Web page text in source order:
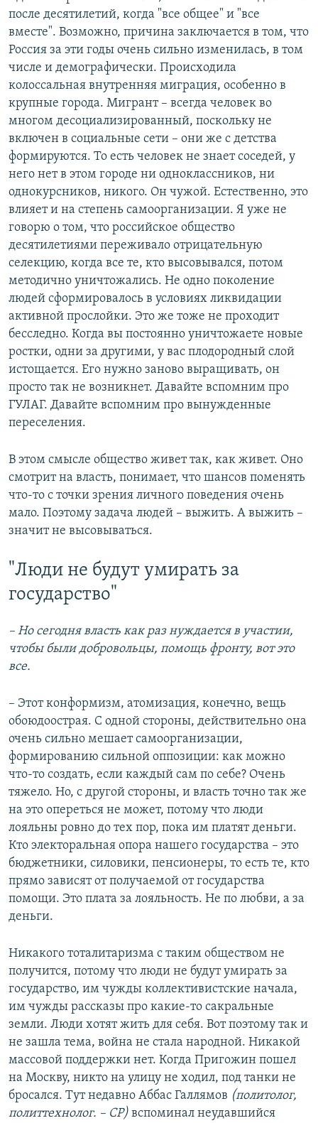
после десятилетий, когда "все общее" и "все
вместе". Возможно, причина заключается в том, что
Россия за эти годы очень сильно изменилась, в том
числе и демографически. Происходила
колоссальная внутренняя миграция, особенно в
крупные города. Мигрант – всегда человек во
многом десоциализированный, поскольку не
включен в социальные сети – они же с детства
формируются. То есть человек не знает соседей, у
него нет в этом городе ни одноклассников, ни
однокурсников, никого. Он чужой. Естественно, это
влияет и на степень самоорганизации. Я уже не
говорю о том, что российское общество
десятилетиями переживало отрицательную
селекцию, когда все те, кто высовывался, потом
методично уничтожались. Не одно поколение
людей сформировалось в условиях ликвидации
активной прослойки. Это же тоже не проходит
бесследно. Когда вы постоянно уничтожаете новые
ростки, одни за другими, у вас плодородный слой
истощается. Его нужно заново выращивать, он
просто так не возникнет. Давайте вспомним про
ГУЛАГ. Давайте вспомним про вынужденные
переселения.
В этом смысле общество живет так, как живет. Оно
смотрит на власть, понимает, что шансов поменять
что-то с точки зрения личного поведения очень
мало. Поэтому задача людей – выжить. А выжить –
значит не высовываться.
"Люди не будут умирать за
государство"
– Но сегодня власть как раз нуждается в участии,
чтобы были добровольцы, помощь фронту, вот это
все.
– Этот конформизм, атомизация, конечно, вещь
обоюдоострая. С одной стороны, действительно она
очень сильно мешает самоорганизации,
формированию сильной оппозиции: как можно
что-то создать, если каждый сам по себе? Очень
тяжело. Но, с другой стороны, и власть точно так же
на это опереться не может, потому что люди
лояльны ровно до тех пор, пока им платят деньги.
Кто электоральная опора нашего государства – это
бюджетники, силовики, пенсионеры, то есть те, кто
прямо зависят от получаемой от государства
помощи. Это плата за лояльность. Не по любви, а за
деньги.
Никакого тоталитаризма с таким обществом не
получится, потому что люди не будут умирать за
государство, им чужды коллективистские начала,
им чужды рассказы про какие-то сакральные
земли. Люди хотят жить для себя. Вот поэтому так и
не зашла тема, война не стала народной. Никакой
массовой поддержки нет. Когда Пригожин пошел
на Москву, никто на улицу не ходил, под танки не
бросался. Тут недавно Аббас Галлямов (политолог,
политтехнолог. – СР) вспоминал неудавшийся